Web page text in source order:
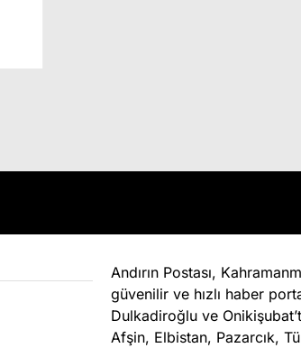
Andırın Postası,
güvenilir ve hızlı haber
Dulkadiroğlu ve
Afşin, Elbistan, Pazarcık,